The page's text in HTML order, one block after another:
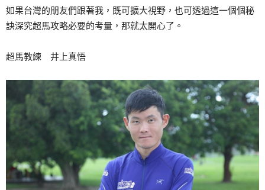
如果台灣的朋友們跟著我，既可擴大視野，也可透過這一個個秘
訣深究超馬攻略必要的考量，那就太開心了。
超馬教練 井上真悟